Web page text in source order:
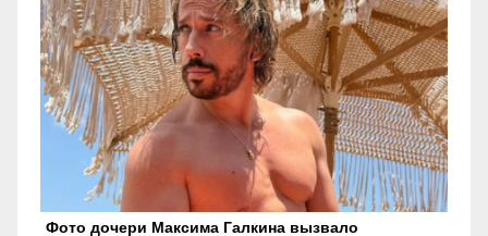
Фото дочери Максима Галкина вызвало